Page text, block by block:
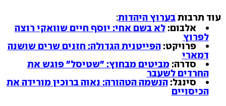
עוד תרבותבערוץ היהדות:
אלבום:לא בשם אחי: יוסף חיים שוואקי רוצה
לפרוץ
פרויקט:הפייטנית הגדולה: חזנים שרים שושנה
דמארי
סדרה:מביטים מבחוץ: "שטיסל" פוגש את
החרדים לשעבר
סינגל:הנשמה הטהורה: נאוה ברוכין מורידה את
הכיסויים